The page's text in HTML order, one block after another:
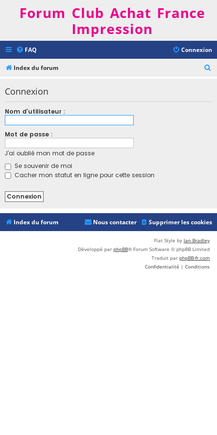
Forum Club Achat France
Impression
FAQ Connexion
Index du forum
Connexion
Nom d’utilisateur :
Mot de passe :
J’ai oublié mon mot de passe
Se souvenir de moi
Cacher mon statut en ligne pour cette session
Index du forum Supprimer les cookies
Nous contacter
Flat Style by Ian Bradley
Développé par phpBB® Forum Software © phpBB Limited
Traduit par phpBB-fr.com
Confidentialité | Conditions